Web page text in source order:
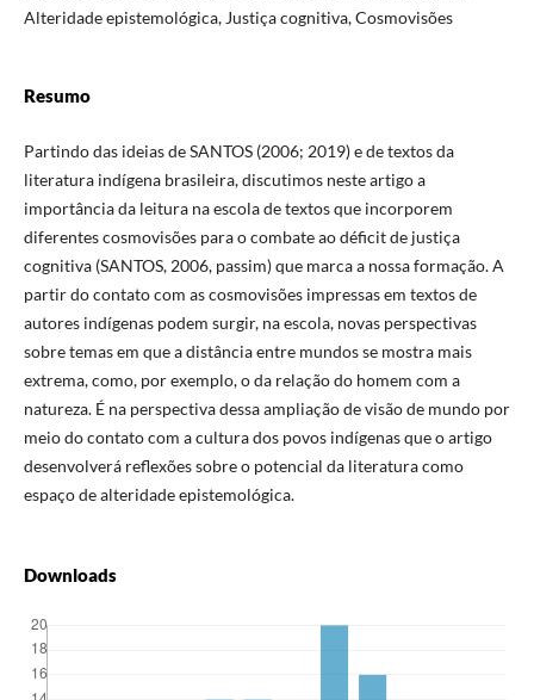
Alteridade epistemológica, Justiça cognitiva, Cosmovisões
Resumo
Partindo das ideias de SANTOS (2006; 2019) e de textos da
literatura indígena brasileira, discutimos neste artigo a
importância da leitura na escola de textos que incorporem
diferentes cosmovisões para o combate ao déficit de justiça
cognitiva (SANTOS, 2006, passim) que marca a nossa formação. A
partir do contato com as cosmovisões impressas em textos de
autores indígenas podem surgir, na escola, novas perspectivas
sobre temas em que a distância entre mundos se mostra mais
extrema, como, por exemplo, o da relação do homem com a
natureza. É na perspectiva dessa ampliação de visão de mundo por
meio do contato com a cultura dos povos indígenas que o artigo
desenvolverá reflexões sobre o potencial da literatura como
espaço de alteridade epistemológica.
Downloads